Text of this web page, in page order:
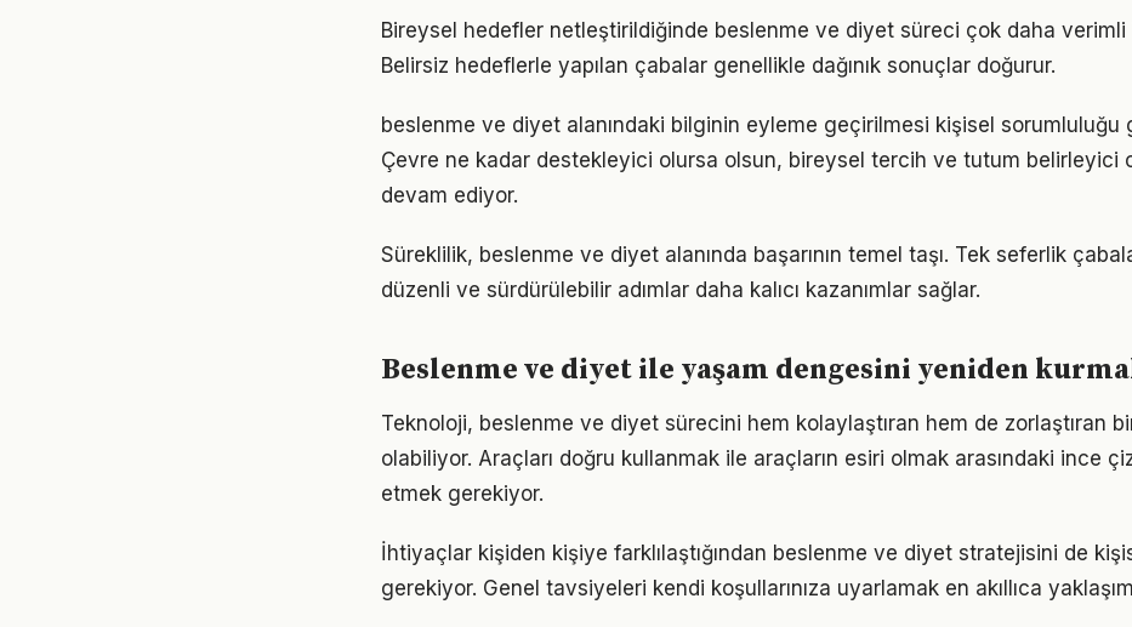
Bireysel hedefler netleştirildiğinde beslenme ve diyet süreci çok daha verimli
Belirsiz hedeflerle yapılan çabalar genellikle dağınık sonuçlar doğurur.
beslenme ve diyet alanındaki bilginin eyleme geçirilmesi kişisel sorumluluğu
Çevre ne kadar destekleyici olursa olsun, bireysel tercih ve tutum belirleyici
devam ediyor.
Süreklilik, beslenme ve diyet alanında başarının temel taşı. Tek seferlik
düzenli ve sürdürülebilir adımlar daha kalıcı kazanımlar sağlar.
Beslenme ve diyet ile yaşam dengesini yeniden
Teknoloji, beslenme ve diyet sürecini hem kolaylaştıran hem de zorlaştıran
olabiliyor. Araçları doğru kullanmak ile araçların esiri olmak arasındaki ince
etmek gerekiyor.
İhtiyaçlar kişiden kişiye farklılaştığından beslenme ve diyet stratejisini de
gerekiyor. Genel tavsiyeleri kendi koşullarınıza uyarlamak en akıllıca